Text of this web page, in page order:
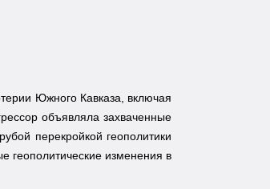
Южного Кавказа, включая
объявляла захваченные
перекройкой геополитики
геополитические изменения в